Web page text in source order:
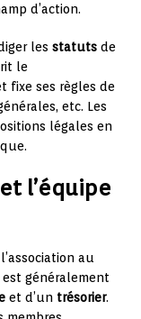
d’action.
les statuts de
le
fixe ses règles de
etc. Les
légales en
l’équipe
au
généralement
et d’un trésorier.